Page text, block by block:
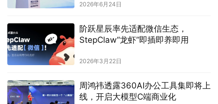
2026年6月24日
阶跃星辰率先适配微信生态，
StepClaw“龙虾”即插即养即用
2026年3月22日
周鸿祎透露360AI办公工具集即将上
线，开启大模型C端商业化